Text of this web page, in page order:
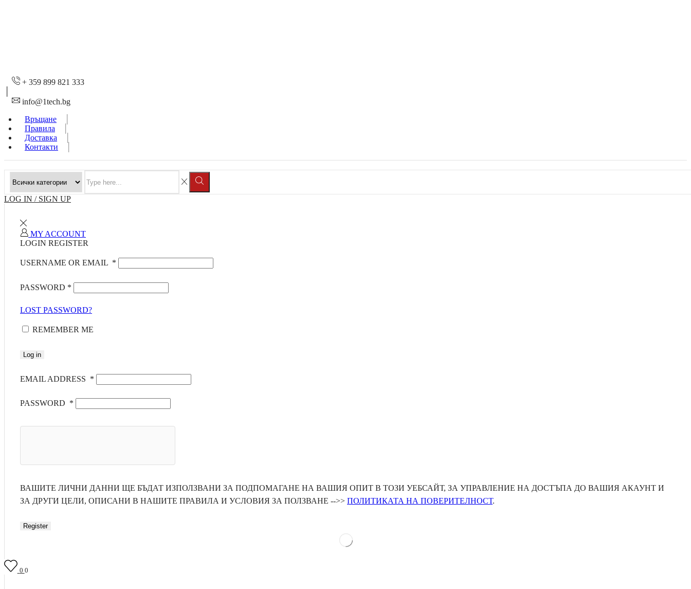
+ 359 899 821 333
info@1tech.bg
Връщане
Правила
Доставка
Контакти
INPUT
LOG IN / SIGN UP
MY ACCOUNT
LOGIN REGISTER
USERNAME OR EMAIL *
PASSWORD *
LOST PASSWORD?
REMEMBER ME
Log in
EMAIL ADDRESS *
PASSWORD *
ВАШИТЕ ЛИЧНИ ДАННИ ЩЕ БЪДАТ ИЗПОЛЗВАНИ ЗА ПОДПОМАГАНЕ НА ВАШИЯ ОПИТ В ТОЗИ УЕБСАЙТ, ЗА УПРАВЛЕНИЕ НА ДОСТЪПА ДО ВАШИЯ АКАУНТ И
ЗА ДРУГИ ЦЕЛИ, ОПИСАНИ В НАШИТЕ ПРАВИЛА И УСЛОВИЯ ЗА ПОЛЗВАНЕ -->> ПОЛИТИКАТА НА ПОВЕРИТЕЛНОСТ.
Register
0 0